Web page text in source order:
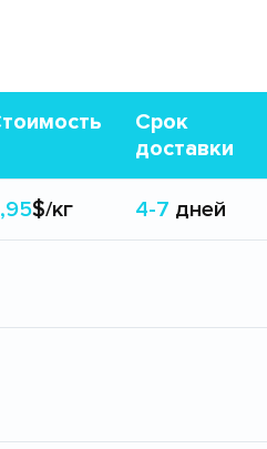
Срок
доставки
$/кг 4-7 дней